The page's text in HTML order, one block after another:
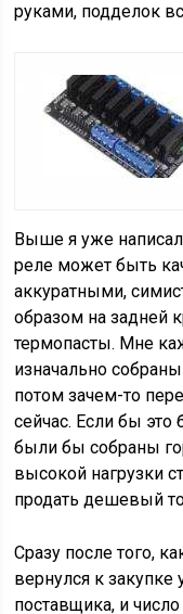
руками, подделок
Выше я уже
реле может быть
аккуратными,
образом на
термопасты. Мне
изначально
потом зачем-то
сейчас. Если бы
были бы собраны
высокой нагрузки
продать дешевый
Сразу после того,
вернулся к закупке
поставщика, и